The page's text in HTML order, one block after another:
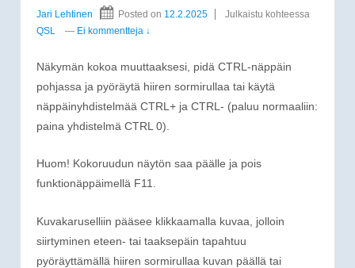
Jari Lehtinen Posted on 12.2.2025
Julkaistu kohteessa
QSL
— Ei kommentteja ↓
Näkymän kokoa muuttaaksesi, pidä CTRL-näppäin
pohjassa ja pyöräytä hiiren sormirullaa tai käytä
näppäinyhdistelmää CTRL+ ja CTRL- (paluu normaaliin:
paina yhdistelmä CTRL 0).
Huom! Kokoruudun näytön saa päälle ja pois
funktionäppäimellä F11.
Kuvakaruselliin pääsee klikkaamalla kuvaa, jolloin
siirtyminen eteen- tai taaksepäin tapahtuu
pyöräyttämällä hiiren sormirullaa kuvan päällä tai